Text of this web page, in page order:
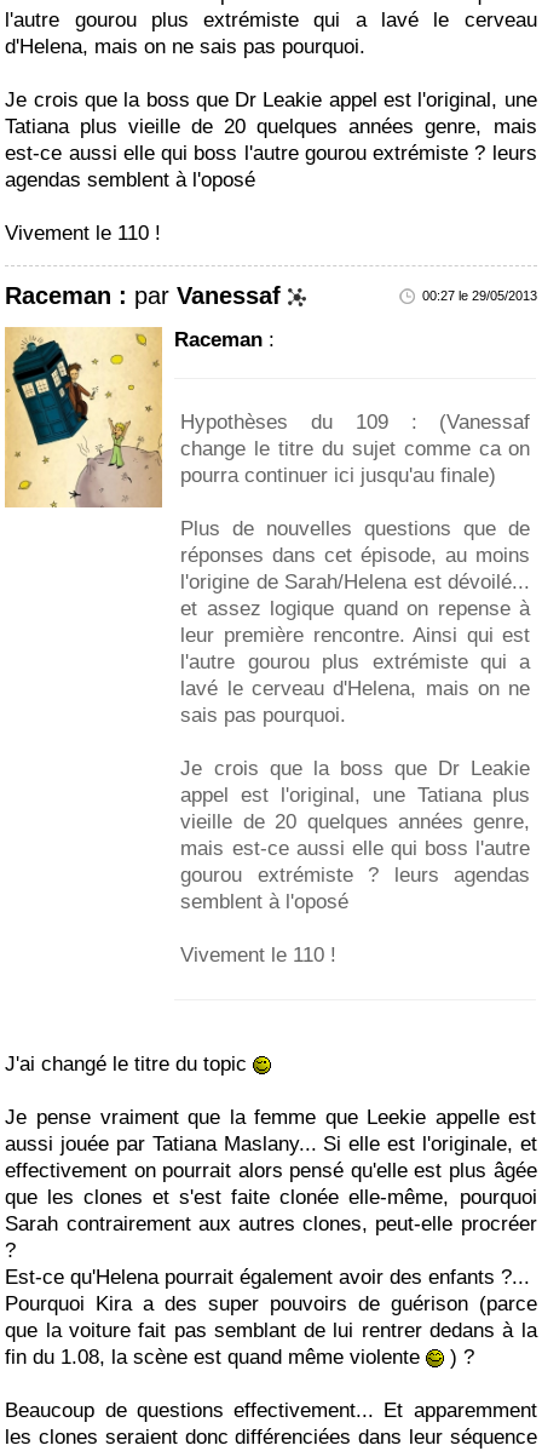
l'autre gourou plus extrémiste qui a lavé le cerveau
d'Helena, mais on ne sais pas pourquoi.
Je crois que la boss que Dr Leakie appel est l'original, une
Tatiana plus vieille de 20 quelques années genre, mais
est-ce aussi elle qui boss l'autre gourou extrémiste ? leurs
agendas semblent à l'oposé
Vivement le 110 !
Raceman : parVanessaf 00:27 le 29/05/2013
Raceman :
Hypothèses du 109 : (Vanessaf
change le titre du sujet comme ca on
pourra continuer ici jusqu'au finale)
Plus de nouvelles questions que de
réponses dans cet épisode, au moins
l'origine de Sarah/Helena est dévoilé...
et assez logique quand on repense à
leur première rencontre. Ainsi qui est
l'autre gourou plus extrémiste qui a
lavé le cerveau d'Helena, mais on ne
sais pas pourquoi.
Je crois que la boss que Dr Leakie
appel est l'original, une Tatiana plus
vieille de 20 quelques années genre,
mais est-ce aussi elle qui boss l'autre
gourou extrémiste ? leurs agendas
semblent à l'oposé
Vivement le 110 !
J'ai changé le titre du topic
Je pense vraiment que la femme que Leekie appelle est
aussi jouée par Tatiana Maslany... Si elle est l'originale, et
effectivement on pourrait alors pensé qu'elle est plus âgée
que les clones et s'est faite clonée elle-même, pourquoi
Sarah contrairement aux autres clones, peut-elle procréer
?
Est-ce qu'Helena pourrait également avoir des enfants ?...
Pourquoi Kira a des super pouvoirs de guérison (parce
que la voiture fait pas semblant de lui rentrer dedans à la
fin du 1.08, la scène est quand même violente
) ?
Beaucoup de questions effectivement... Et apparemment
les clones seraient donc différenciées dans leur séquence